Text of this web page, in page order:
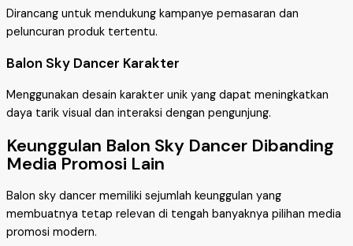
Dirancang untuk mendukung kampanye pemasaran dan
peluncuran produk tertentu.
Balon Sky Dancer Karakter
Menggunakan desain karakter unik yang dapat meningkatkan
daya tarik visual dan interaksi dengan pengunjung.
Keunggulan Balon Sky Dancer Dibanding
Media Promosi Lain
Balon sky dancer memiliki sejumlah keunggulan yang
membuatnya tetap relevan di tengah banyaknya pilihan media
promosi modern.